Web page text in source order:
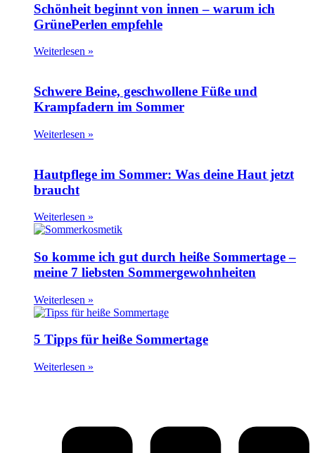
Schönheit beginnt von innen – warum ich
GrünePerlen empfehle
Weiterlesen »
Schwere Beine, geschwollene Füße und
Krampfadern im Sommer
Weiterlesen »
Hautpflege im Sommer: Was deine Haut jetzt
braucht
Weiterlesen »
So komme ich gut durch heiße Sommertage –
meine 7 liebsten Sommergewohnheiten
Weiterlesen »
5 Tipps für heiße Sommertage
Weiterlesen »